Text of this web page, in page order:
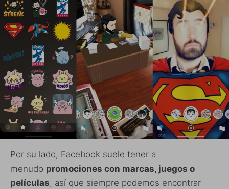
Por su lado, Facebook suele tener a
menudo promociones con marcas, juegos o
películas, así que siempre podemos encontrar